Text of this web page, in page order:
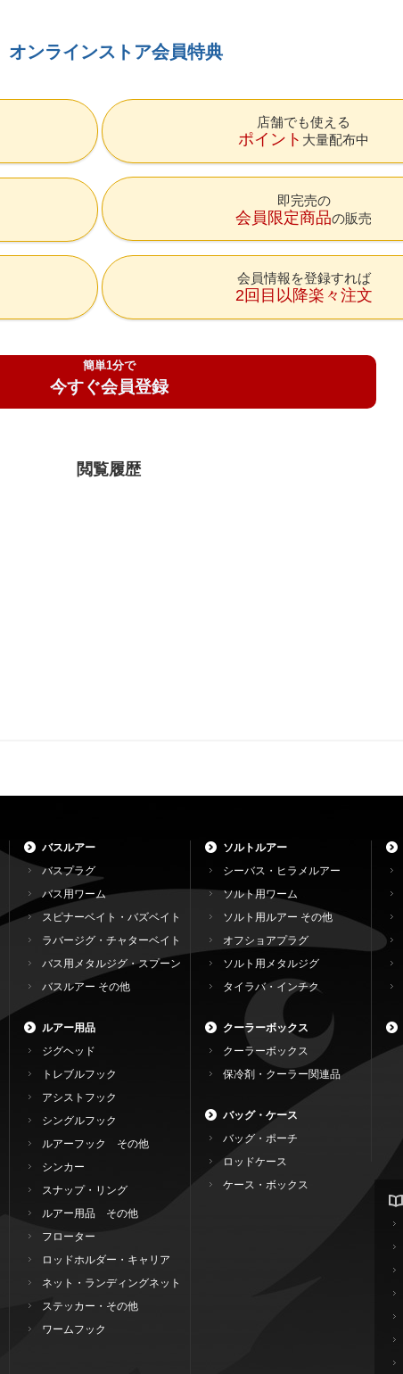
オンラインストア会員特典
店舗でも使える
ポイント 大量配布中
即完売の
会員限定商品の販売
会員情報を登録すれば
2回目以降楽々注文
簡単1分で
今すぐ会員登録
閲覧履歴
バスルアー
バスプラグ
バス用ワーム
スピナーベイト・バズベイト
ラバージグ・チャターベイト
バス用メタルジグ・スプーン
バスルアー その他
ルアー用品
ジグヘッド
トレブルフック
アシストフック
シングルフック
ルアーフック その他
シンカー
スナップ・リング
ルアー用品 その他
フローター
ロッドホルダー・キャリア
ネット・ランディングネット
ステッカー・その他
ワームフック
ソルトルアー
シーバス・ヒラメルアー
ソルト用ワーム
ソルト用ルアー その他
オフショアプラグ
ソルト用メタルジグ
タイラバ・インチク
クーラーボックス
クーラーボックス
保冷剤・クーラー関連品
バッグ・ケース
バッグ・ポーチ
ロッドケース
ケース・ボックス